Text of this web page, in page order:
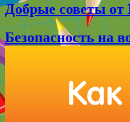
Добрые советы от
Безопасность на